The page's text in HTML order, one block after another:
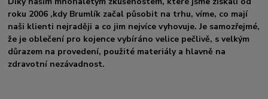
roku 2006 ,kdy Brumlík začal působit na trhu, víme, co mají
naši klienti nejraději a co jim nejvíce vyhovuje. Je samozřejmé,
že je oblečení pro kojence vybíráno velice pečlivě, s velkým
důrazem na provedení, použité materiály a hlavně na
zdravotní nezávadnost.